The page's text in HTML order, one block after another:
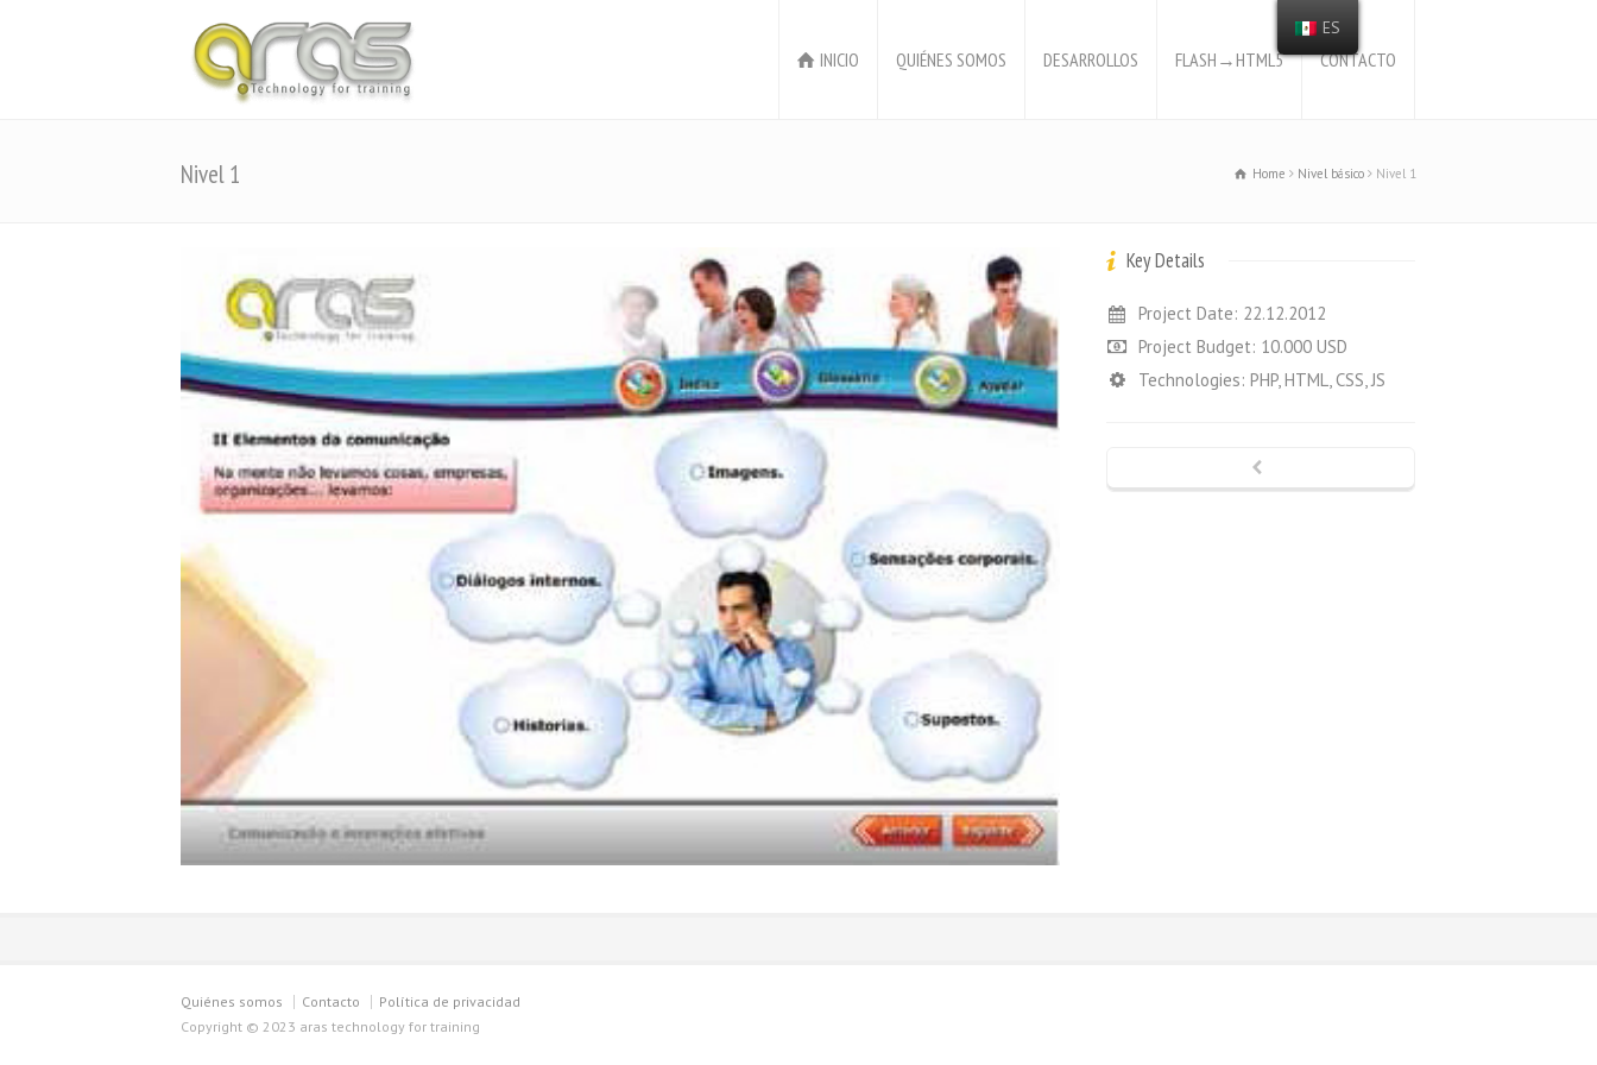
INICIO QUIÉNES SOMOS DESARROLLOS FLASH→HTML5 CONTACTO
Nivel 1 Home Nivel básico Nivel 1
Key Details
Project Date: 22.12.2012
Project Budget: 10.000 USD
Technologies: PHP, HTML, CSS, JS
Quiénes somos Contacto
Política de privacidad
Copyright © 2023 aras technology for training
ES